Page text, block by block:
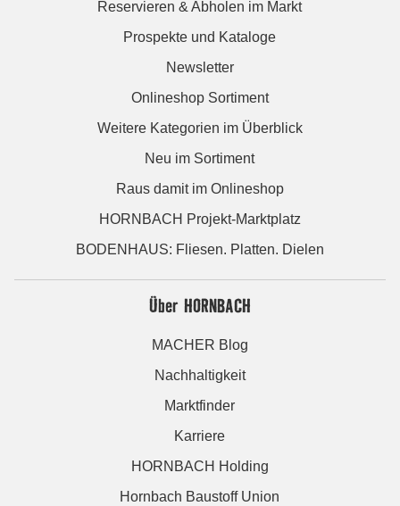
Reservieren & Abholen im Markt
Prospekte und Kataloge
Newsletter
Onlineshop Sortiment
Weitere Kategorien im Überblick
Neu im Sortiment
Raus damit im Onlineshop
HORNBACH Projekt-Marktplatz
BODENHAUS: Fliesen. Platten. Dielen
Über HORNBACH
MACHER Blog
Nachhaltigkeit
Marktfinder
Karriere
HORNBACH Holding
Hornbach Baustoff Union